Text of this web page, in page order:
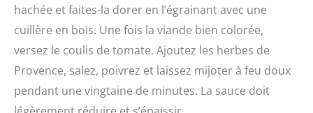
hachée et faites-la dorer en l’égrainant avec une
cuillère en bois. Une fois la viande bien colorée,
versez le coulis de tomate. Ajoutez les herbes de
Provence, salez, poivrez et laissez mijoter à feu doux
pendant une vingtaine de minutes. La sauce doit